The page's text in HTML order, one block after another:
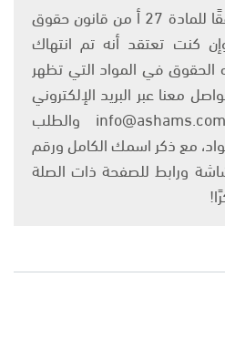
يتم الاستخدام المواد وفقًا للمادة 27 أ من قانون حقوق
والنشر 2007، وإن كنت تعتقد أنه تم انتهاك
في المواد التي تظهر
معنا عبر البريد الإلكتروني
على العنوان التالي: info@ashams.com والطلب
مع ذكر اسمك الكامل ورقم
ورابط للصفحة ذات الصلة